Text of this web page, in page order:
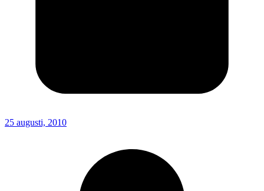
25 augusti, 2010